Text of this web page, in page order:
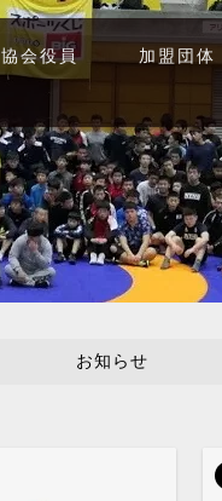
協会役員 加盟団体
お知らせ